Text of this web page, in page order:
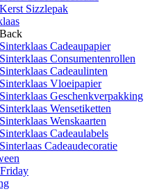
Kerst Sizzlepak
Back
Sinterklaas Cadeaupapier
Sinterklaas Consumentenrollen
Sinterklaas Cadeaulinten
Sinterklaas Vloeipapier
Sinterklaas Geschenkverpakking
Sinterklaas Wensetiketten
Sinterklaas Wenskaarten
Sinterklaas Cadeaulabels
Sinterlaas Cadeaudecoratie